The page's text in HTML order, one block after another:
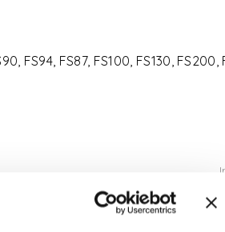
FS94, FS87, FS100, FS130,
Lägg i varukorgen